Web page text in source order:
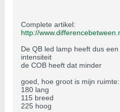
Complete artikel:
http://
De QB led lamp heeft dus
intensiteit
de COB heeft dat minder
goed, hoe groot is mijn ruimte:
180 lang
115 breed
225 hoog